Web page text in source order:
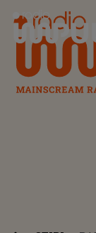
Radio Impuls